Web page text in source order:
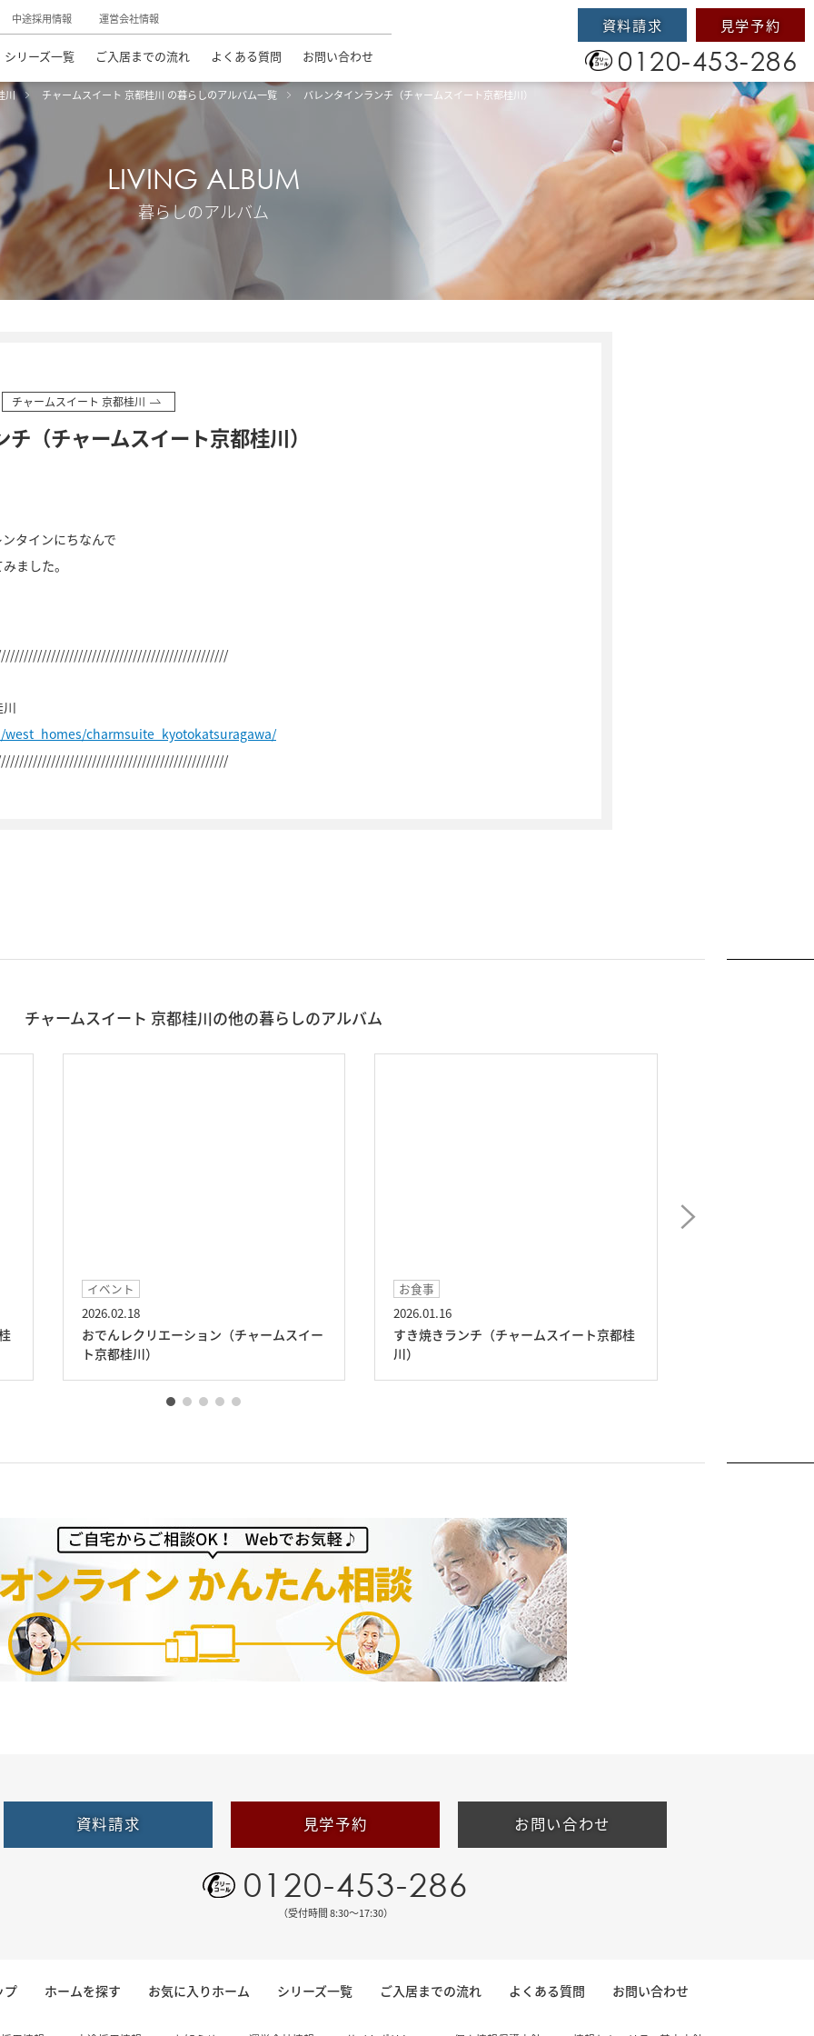
中途採用情報 運営会社情報
シリーズ一覧 ご入居までの流れ よくある質問 お問い合わせ
資料請求 見学予約
0120-453-286
川 チャームスイート 京都桂川 の暮らしのアルバム一覧 バレンタインランチ（チャームスイート京都桂川）
LIVING ALBUM
暮らしのアルバム
チャームスイート 京都桂川
（チャームスイート京都桂川）
タインにちなんで
ました。
charmsuite_kyotokatsuragawa/
チャームスイート 京都桂川の他の暮らしのアルバム
お食事
2026.01.16
すき焼きランチ（チャームスイート京都桂
川）
イベント
2025.12.24
クリスマスイベント（チャームスイート京
都桂川）
資料請求 見学予約 お問い合わせ
0120-453-286
（受付時間 8:30〜17:30）
プ ホームを探す お気に入りホーム シリーズ一覧 ご入居までの流れ よくある質問 お問い合わせ